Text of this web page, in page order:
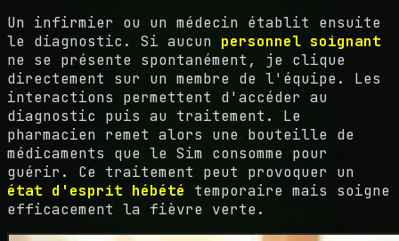
Un infirmier ou un médecin établit ensuite
le diagnostic. Si aucun personnel soignant
ne se présente spontanément, je clique
directement sur un membre de l'équipe. Les
interactions permettent d'accéder au
diagnostic puis au traitement. Le
pharmacien remet alors une bouteille de
médicaments que le Sim consomme pour
guérir. Ce traitement peut provoquer un
état d'esprit hébété temporaire mais soigne
efficacement la fièvre verte.